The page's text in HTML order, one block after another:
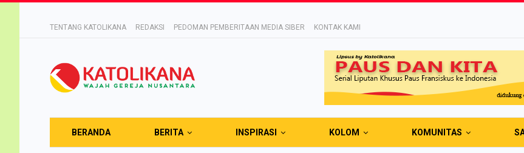
TENTANG KATOLIKANA
REDAKSI PEDOMAN PEMBERITAAN MEDIA SIBER KONTAK KAMI
BERANDA BERITA INSPIRASI KOLOM KOMUNITAS